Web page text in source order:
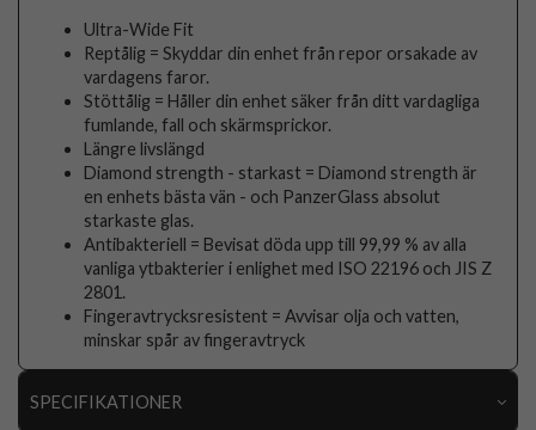
Ultra-Wide Fit
Reptålig = Skyddar din enhet från repor orsakade av
vardagens faror.
Stöttålig = Håller din enhet säker från ditt vardagliga
fumlande, fall och skärmsprickor.
Längre livslängd
Diamond strength - starkast = Diamond strength är
en enhets bästa vän - och PanzerGlass absolut
starkaste glas.
Antibakteriell = Bevisat döda upp till 99,99 % av alla
vanliga ytbakterier i enlighet med ISO 22196 och JIS Z
2801.
Fingeravtrycksresistent = Avvisar olja och vatten,
minskar spår av fingeravtryck
SPECIFIKATIONER